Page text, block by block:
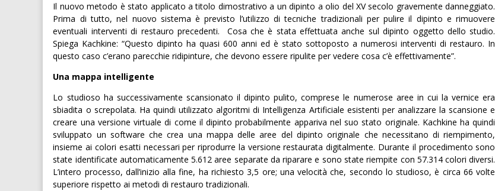
Il nuovo metodo è stato applicato a titolo dimostrativo a un dipinto a olio del XV secolo gravemente danneggiato.
Prima di tutto, nel nuovo sistema è previsto l’utilizzo di tecniche tradizionali per pulire il dipinto e rimuovere
eventuali interventi di restauro precedenti. Cosa che è stata effettuata anche sul dipinto oggetto dello studio.
Spiega Kachkine: “Questo dipinto ha quasi 600 anni ed è stato sottoposto a numerosi interventi di restauro. In
questo caso c’erano parecchie ridipinture, che devono essere ripulite per vedere cosa c’è effettivamente”.
Una mappa intelligente
Lo studioso ha successivamente scansionato il dipinto pulito, comprese le numerose aree in cui la vernice era
sbiadita o screpolata. Ha quindi utilizzato algoritmi di Intelligenza Artificiale esistenti per analizzare la scansione e
creare una versione virtuale di come il dipinto probabilmente appariva nel suo stato originale. Kachkine ha quindi
sviluppato un software che crea una mappa delle aree del dipinto originale che necessitano di riempimento,
insieme ai colori esatti necessari per riprodurre la versione restaurata digitalmente. Durante il procedimento sono
state identificate automaticamente 5.612 aree separate da riparare e sono state riempite con 57.314 colori diversi.
L’intero processo, dall’inizio alla fine, ha richiesto 3,5 ore; una velocità che, secondo lo studioso, è circa 66 volte
superiore rispetto ai metodi di restauro tradizionali.